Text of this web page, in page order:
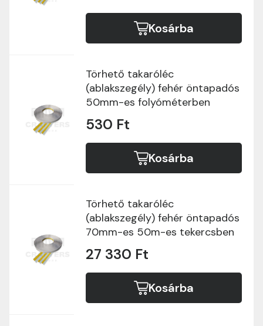
Kosárba
Törhető takaróléc
(ablakszegély) fehér öntapadós
50mm-es folyóméterben
530 Ft
Kosárba
Törhető takaróléc
(ablakszegély) fehér öntapadós
70mm-es 50m-es tekercsben
27 330 Ft
Kosárba